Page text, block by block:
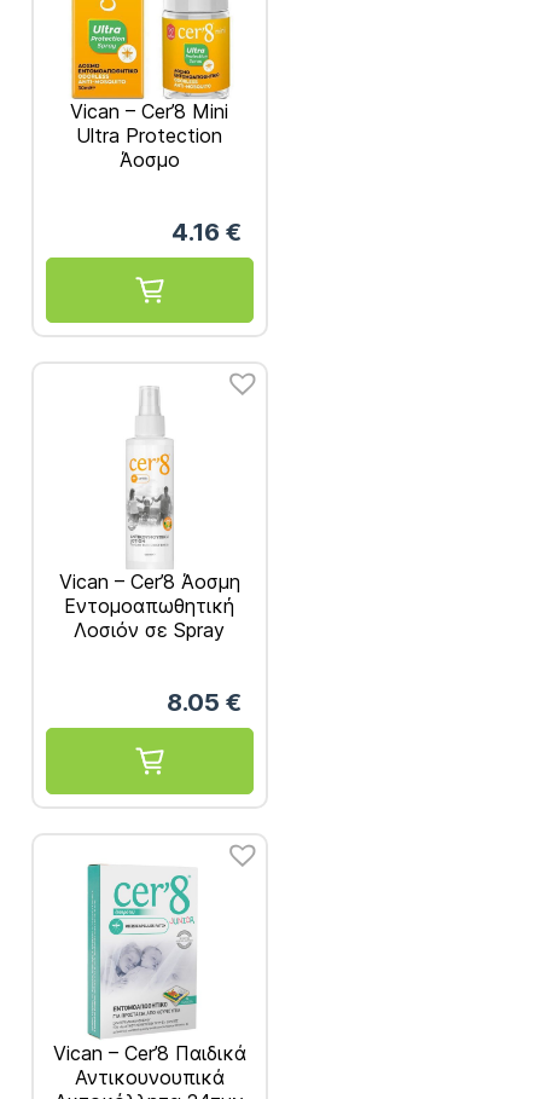
Vican – Cer’8 Mini
Ultra Protection
Άοσμο
4.16 €
Vican – Cer’8 Άοσμη
Εντομοαπωθητική
Λοσιόν σε Spray
8.05 €
Vican – Cer’8 Παιδικά
Αντικουνουπικά